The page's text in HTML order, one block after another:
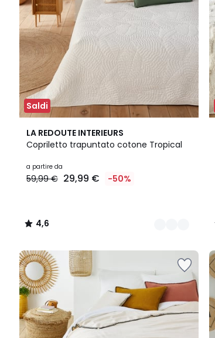
Saldi
LA REDOUTE INTERIEURS
Copriletto trapuntato cotone Tropical
a partire da
59,99 € 29,99 € -50%
4,6
/ 5
5
Colori
4,6
/